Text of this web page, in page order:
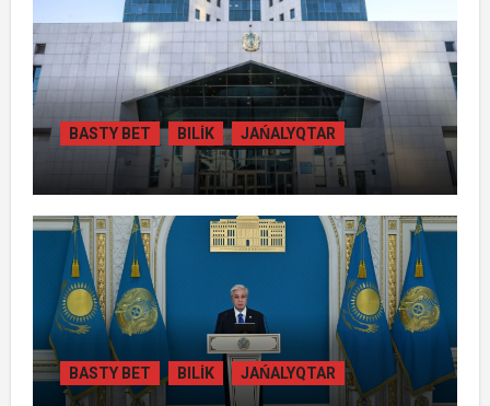
BASTY BET BILİK JAŃALYQTAR
ЖАМБЫЛ ОБЛЫСЫНДА
ҚАЙТАРЫЛҒАН АКТИВТЕР ЕСЕБІНЕН
84 МЫҢ ТҰРҒЫН ТҰРАҚТЫ ГАЗБЕН
ҚАМТЫЛАДЫ
BASTY BET BILİK JAŃALYQTAR